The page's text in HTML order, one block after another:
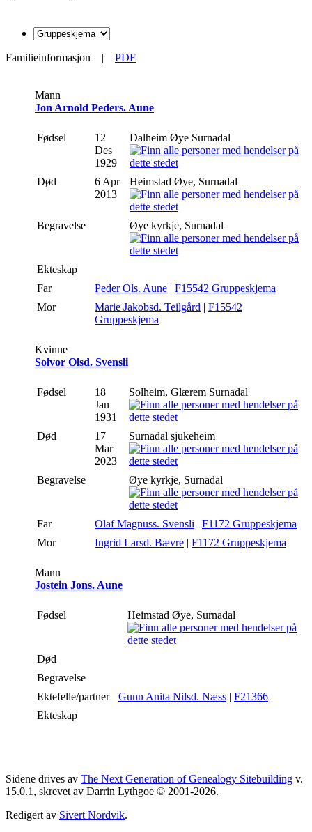
Familieinformasjon | PDF
Mann
Jon Arnold Peders. Aune
Fødsel
12
Des
1929
Dalheim Øye Surnadal
Død
6 Apr
2013
Heimstad Øye, Surnadal
Begravelse Øye kyrkje, Surnadal
Ekteskap
Far
Peder Ols. Aune | F15542 Gruppeskjema
Mor
Marie Jakobsd. Teilgård | F15542
Gruppeskjema
Kvinne
Solvor Olsd. Svensli
Fødsel
18
Jan
1931
Solheim, Glærem Surnadal
Død
17
Mar
2023
Surnadal sjukeheim
Begravelse Øye kyrkje, Surnadal
Far Olaf Magnuss. Svensli | F1172 Gruppeskjema
Mor
Ingrid Larsd. Bævre | F1172 Gruppeskjema
Mann
Jostein Jons. Aune
Fødsel Heimstad Øye, Surnadal
Død
Begravelse
Ektefelle/partner
Gunn Anita Nilsd. Næss | F21366
Ekteskap
Sidene drives av The Next Generation of Genealogy Sitebuilding v.
15.0.1, skrevet av Darrin Lythgoe © 2001-2026.
Redigert av Sivert Nordvik.